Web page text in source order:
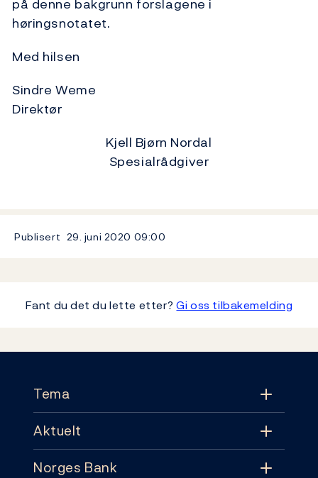
på denne bakgrunn forslagene i
høringsnotatet.
Med hilsen
Sindre Weme
Direktør
Kjell Bjørn Nordal
Spesialrådgiver
Publisert 29. juni 2020 09:00
Fant du det du lette etter?Gi oss tilbakemelding
Tema
Tema
Aktuelt
Aktuelt
Norges Bank